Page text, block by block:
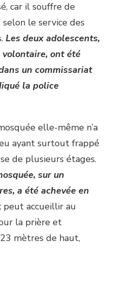
car il souffre de
le service des
Les deux adolescents,
volontaire, ont été
un commissariat
la police
elle-même n’a
ayant surtout frappé
de plusieurs étages.
sur un
a été achevée en
peut accueillir au
la prière et
mètres de haut,